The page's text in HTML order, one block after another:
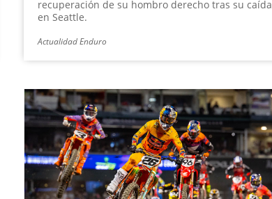
recuperación de su hombro derecho tras su caída
en Seattle.
Actualidad Enduro